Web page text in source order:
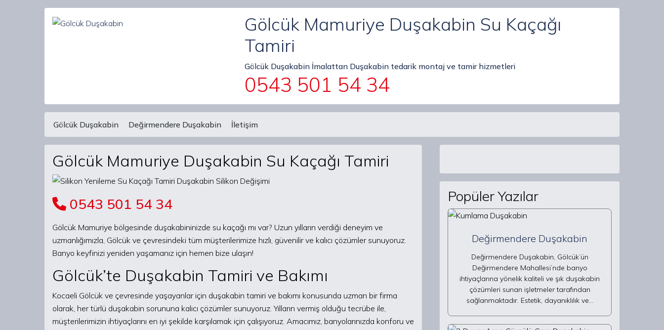
Gölcük Mamuriye Duşakabin Su Kaçağı
Tamiri
Gölcük Duşakabin İmalattan Duşakabin tedarik montaj ve tamir hizmetleri
0543 501 54 34
Main Navigation
Gölcük Duşakabin Değirmendere Duşakabin İletişim
Gölcük Mamuriye Duşakabin Su Kaçağı Tamiri
0543 501 54 34
Gölcük Mamuriye bölgesinde duşakabininizde su kaçağı mı var? Uzun yılların verdiği deneyim ve
uzmanlığımızla, Gölcük ve çevresindeki tüm müşterilerimize hızlı, güvenilir ve kalıcı çözümler sunuyoruz.
Banyo keyfinizi yeniden yaşamanız için hemen bize ulaşın!
Gölcük’te Duşakabin Tamiri ve Bakımı
Kocaeli Gölcük ve çevresinde yaşayanlar için duşakabin tamiri ve bakımı konusunda uzman bir firma
olarak, her türlü duşakabin sorununa kalıcı çözümler sunuyoruz. Yılların vermiş olduğu tecrübe ile,
müşterilerimizin ihtiyaçlarını en iyi şekilde karşılamak için çalışıyoruz. Amacımız, banyolarınızda konforu ve
Popüler Yazılar
Değirmendere Duşakabin
Değirmendere Duşakabin, Gölcük’ün
Değirmendere Mahallesi’nde banyo
ihtiyaçlarına yönelik kaliteli ve şık duşakabin
çözümleri sunan işletmeler tarafından
sağlanmaktadır. Estetik, dayanıklılık ve…